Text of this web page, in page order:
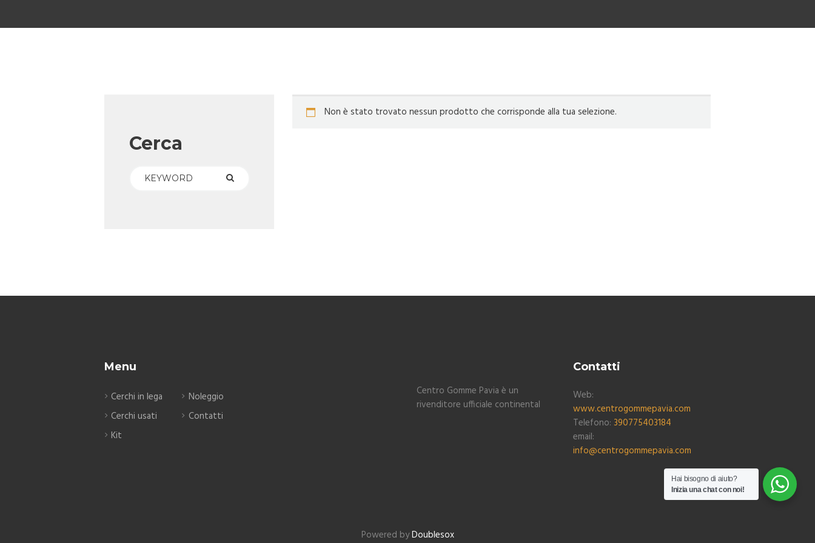
Non è stato trovato nessun prodotto che corrisponde alla tua selezione.
Cerca
Menu
Cerchi in lega
Cerchi usati
Kit
Noleggio
Contatti
Centro Gomme Pavia è un
rivenditore ufficiale continental
Contatti
Web:
www.centrogommepavia.com
Telefono: 390775403184
email:
info@centrogommepavia.com
Powered byDoublesox
Hai bisogno di aiuto?
Inizia una chat con noi!